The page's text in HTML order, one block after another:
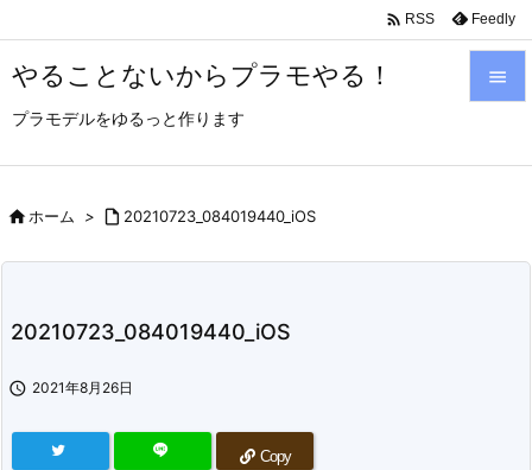
やることないからプラモやる！
プラモデルをゆるっと作ります

 RSS Feedly
ホーム >  20210723_084019440_iOS
20210723_084019440_iOS
 2021年8月26日
Copy